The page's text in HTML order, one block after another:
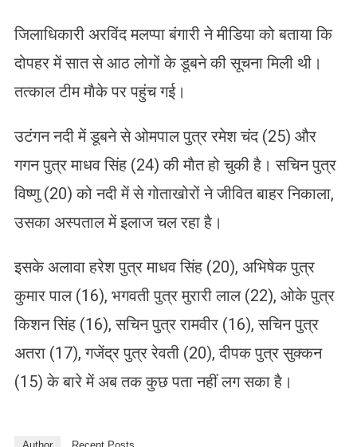
जिलाधिकारी अरविंद मलप्पा बंगारी ने मीडिया को बताया कि
दोपहर में सात से आठ लोगों के डूबने की सूचना मिली थी।
तत्काल टीम माैके पर पहुंच गई।
उटंगन नदी में डूबने से ओमपाल पुत्र रमेश चंद (25) और
गगन पुत्र माधव सिंह (24) की माैत हो चुकी है। सचिन पुत्र
विष्णु (20) को नदी में से गोताखोरों ने जीवित बाहर निकाला,
उसका अस्पताल में इलाज चल रहा है।
इसके अलावा हरेश पुत्र माधव सिंह (20), अभिषेक पुत्र
कुमार पाल (16), भगवती पुत्र मुरारी लाल (22), ओके पुत्र
किशन सिंह (16), सचिन पुत्र रामवीर (16), सचिन पुत्र
अतरा (17), गजेंद्र पुत्र रेवती (20), दीपक पुत्र सुक्कन
(15) के बारे में अब तक कुछ पता नहीं लग सका है।